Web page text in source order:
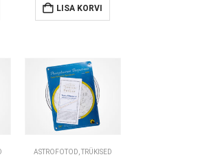
LISA KORVI
ASTROFOTOD, TRÜKISED